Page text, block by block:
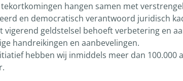
hangen samen met
en democratisch verantwoord juridisch
vigerend geldstelsel behoeft verbetering en
handreikingen en aanbevelingen.
hebben wij inmiddels meer dan 100.000